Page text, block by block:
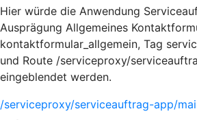
Hier würde die Anwendung
Ausprägung Allgemeines
kontaktformular_allgemein, Tag
und Route /serviceproxy/
eingeblendet werden.
/serviceproxy/serviceauftrag-app/